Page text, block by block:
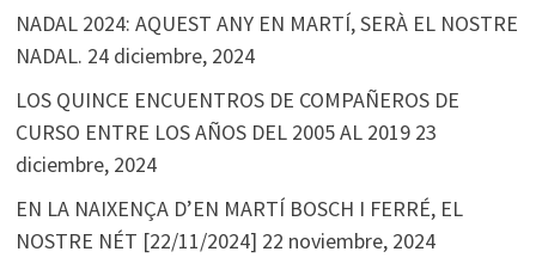
NADAL 2024: AQUEST ANY EN MARTÍ, SERÀ EL NOSTRE
NADAL. 24 diciembre, 2024
LOS QUINCE ENCUENTROS DE COMPAÑEROS DE
CURSO ENTRE LOS AÑOS DEL 2005 AL 2019 23
diciembre, 2024
EN LA NAIXENÇA D’EN MARTÍ BOSCH I FERRÉ, EL
NOSTRE NÉT [22/11/2024] 22 noviembre, 2024